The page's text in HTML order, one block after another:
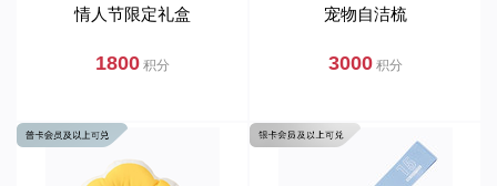
情人节限定礼盒
1800积分
宠物自洁梳
3000积分